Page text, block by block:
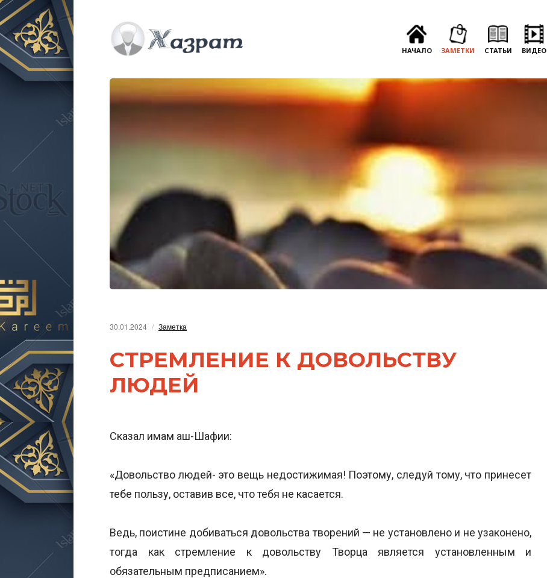
НАЧАЛО ЗАМЕТКИ СТАТЬИ ВИДЕО
30.01.2024 Заметка
СТРЕМЛЕНИЕ К ДОВОЛЬСТВУ
ЛЮДЕЙ
Сказал имам аш-Шафии:
«Довольство людей- это вещь недостижимая! Поэтому, следуй тому, что принесет
тебе пользу, оставив все, что тебя не касается.
Ведь, поистине добиваться довольства творений — не установлено и не узаконено,
тогда как стремление к довольству Творца является установленным и
обязательным предписанием».